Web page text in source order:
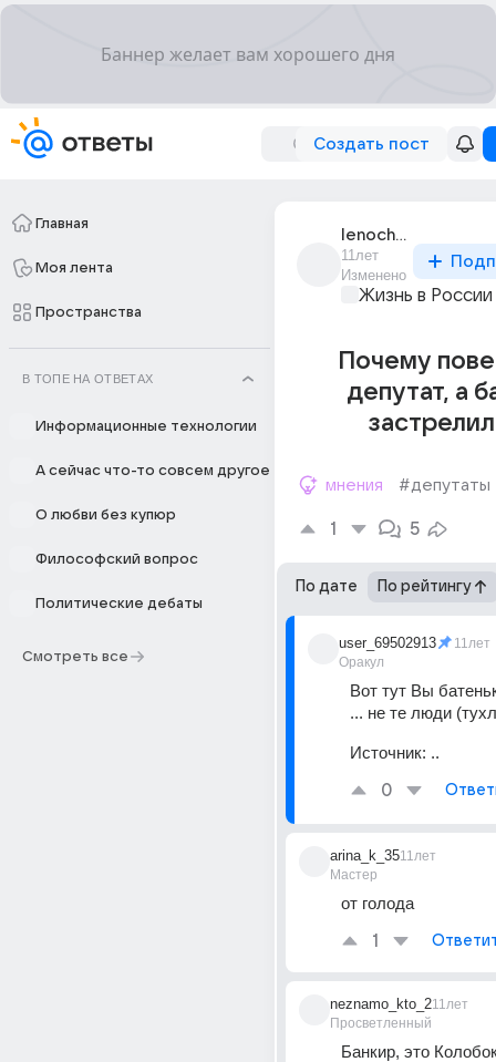
Создать пост
Главная
Моя лента
Пространства
В ТОПЕ НА ОТВЕТАХ
Информационные технологии
А сейчас что-то совсем другое
О любви без купюр
Философский вопрос
Политические дебаты
Смотреть все
lenochka_lanskaia
11лет
Изменено
Жизнь в России
Почему
депутат, а
мнения #депутаты
1 5
По дате По рейтингу
user_69502913
Оракул
11лет
Вот тут Вы
... не те люди
Источник: ..
0
arina_k_35
Мастер
11лет
от голода
1
neznamo_kto_2
Просветленный
11лет
Банкир, это